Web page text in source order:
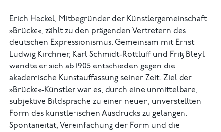
Erich Heckel, Mitbegründer der Künstlergemeinschaft
»Brücke«, zählt zu den prägenden Vertretern des
deutschen Expressionismus. Gemeinsam mit Ernst
Ludwig Kirchner, Karl Schmidt-Rottluff und Fritz Bleyl
wandte er sich ab 1905 entschieden gegen die
akademische Kunstauffassung seiner Zeit. Ziel der
»Brücke«-Künstler war es, durch eine unmittelbare,
subjektive Bildsprache zu einer neuen, unverstellten
Form des künstlerischen Ausdrucks zu gelangen.
Spontaneität, Vereinfachung der Form und die